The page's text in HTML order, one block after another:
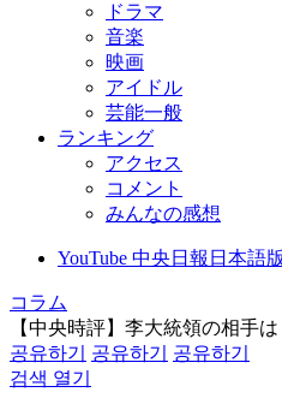
ドラマ
音楽
映画
アイドル
芸能一般
ランキング
アクセス
コメント
みんなの感想
YouTube 中央日報日本語版
コラム
【中央時評】李大統領の相手
공유하기
공유하기
공유하기
검색 열기